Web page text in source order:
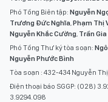
Phó Tổng Biên tập: Nguyễn
Trương Đức Nghĩa Phạm Thị
Nguyễn Khắc Cường Trần Gia
Phó Tổng Thư ký tòa soạn:
Nguyễn Phước Bình
Tòa soạn : 432-434 Nguyễn Thị
Điện thoại báo SGGP: (028)
3.9294.098